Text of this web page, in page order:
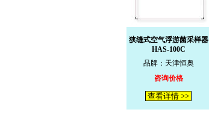
狭缝式空气浮游菌采样器
HAS-100C
品牌：天津恒奥
咨询价格
查看详情 >>